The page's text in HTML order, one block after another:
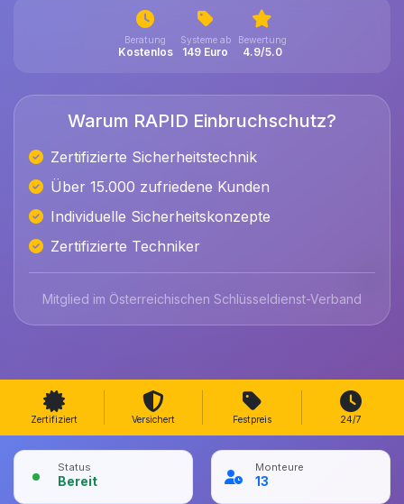
Beratung
Kostenlos
Systeme ab
149 Euro
Bewertung
4.9/5.0
Warum RAPID Einbruchschutz?
Zertifizierte Sicherheitstechnik
Über 15.000 zufriedene Kunden
Individuelle Sicherheitskonzepte
Zertifizierte Techniker
Mitglied im Österreichischen Schlüsseldienst-Verband
Zertifiziert Versichert Festpreis 24/7
Status
Bereit
Monteure
13